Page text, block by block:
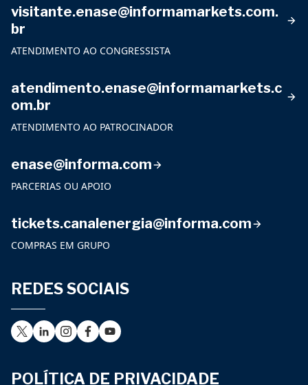
visitante.enase@informamarkets.com.
br
ATENDIMENTO AO CONGRESSISTA
atendimento.enase@informamarkets.c
om.br
ATENDIMENTO AO PATROCINADOR
enase@informa.com
PARCERIAS OU APOIO
tickets.canalenergia@informa.com
COMPRAS EM GRUPO
REDES SOCIAIS
POLÍTICA DE PRIVACIDADE